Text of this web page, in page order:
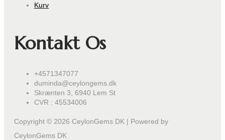
Kurv
Kontakt Os
+4571347077
duminda@ceylongems.dk
Skrænten 3, 6940 Lem St
CVR : 45534006
Copyright © 2026 CeylonGems DK | Powered by
CeylonGems DK